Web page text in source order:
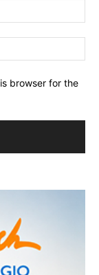
browser for the